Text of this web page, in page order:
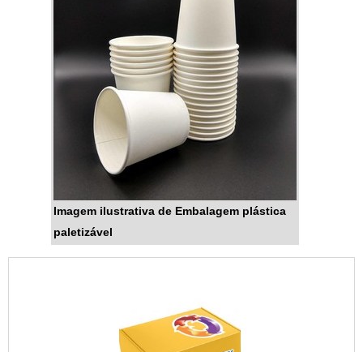
Imagem ilustrativa de Embalagem plástica
paletizável